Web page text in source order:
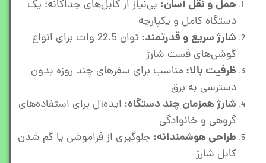
حمل و نقل آسان: بی‌نیاز از کابل‌های جداگانه؛ یک
دستگاه کامل و یکپارچه
شارژ سریع و قدرتمند:
توان 22.5 وات برای انواع
گوشی‌های فست شارژ
ظرفیت بالا:مناسب برای سفرهای چند روزه بدون
دسترسی به برق
شارژ همزمان چند دستگاه: ایده‌آل برای استفاده‌های
گروهی و خانوادگی
طراحی هوشمندانه: جلوگیری از فراموشی یا گم شدن
کابل شارژ